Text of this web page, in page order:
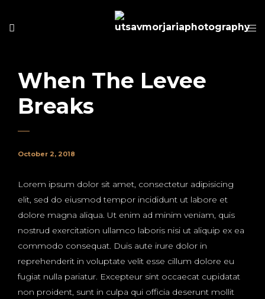
When The Levee
Breaks
October 2, 2018
Lorem ipsum dolor sit amet, consectetur adipisicing
elit, sed do eiusmod tempor incididunt ut labore et
dolore magna aliqua. Ut enim ad minim veniam, quis
nostrud exercitation ullamco laboris nisi ut aliquip ex ea
commodo consequat. Duis aute irure dolor in
reprehenderit in voluptate velit esse cillum dolore eu
fugiat nulla pariatur. Excepteur sint occaecat cupidatat
non proident, sunt in culpa qui officia deserunt mollit